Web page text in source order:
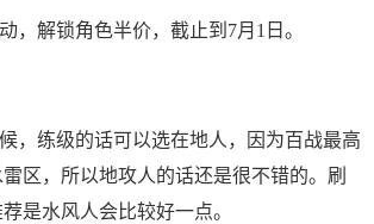
解锁角色半价，截止到7月1日。
练级的话可以选在地人，因为百战最高
区，所以地攻人的话还是很不错的。刷
是水风人会比较好一点。